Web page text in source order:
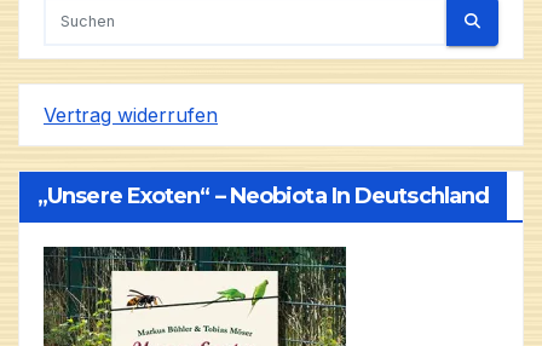
Vertrag widerrufen
„Unsere Exoten“ – Neobiota In Deutschland